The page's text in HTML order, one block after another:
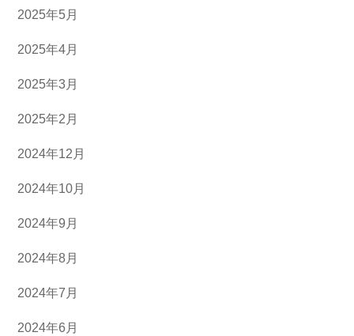
2025年5月
2025年4月
2025年3月
2025年2月
2024年12月
2024年10月
2024年9月
2024年8月
2024年7月
2024年6月